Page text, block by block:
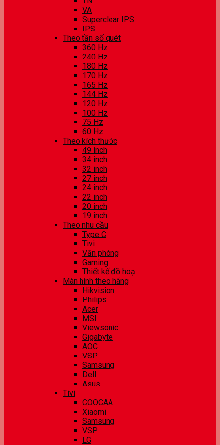
VA
Superclear IPS
IPS
Theo tần số quét
360 Hz
240 Hz
180 Hz
170 Hz
165 Hz
144 Hz
120 Hz
100 Hz
75 Hz
60 Hz
Theo kích thước
49 inch
34 inch
32 inch
27 inch
24 inch
22 inch
20 inch
19 inch
Theo nhu cầu
Type C
Tivi
Văn phòng
Gaming
Thiết kế đồ hoạ
Màn hình theo hãng
Hikvision
Philips
Acer
MSI
Viewsonic
Gigabyte
AOC
VSP
Samsung
Dell
Asus
Tivi
COOCAA
Xiaomi
Samsung
VSP
LG